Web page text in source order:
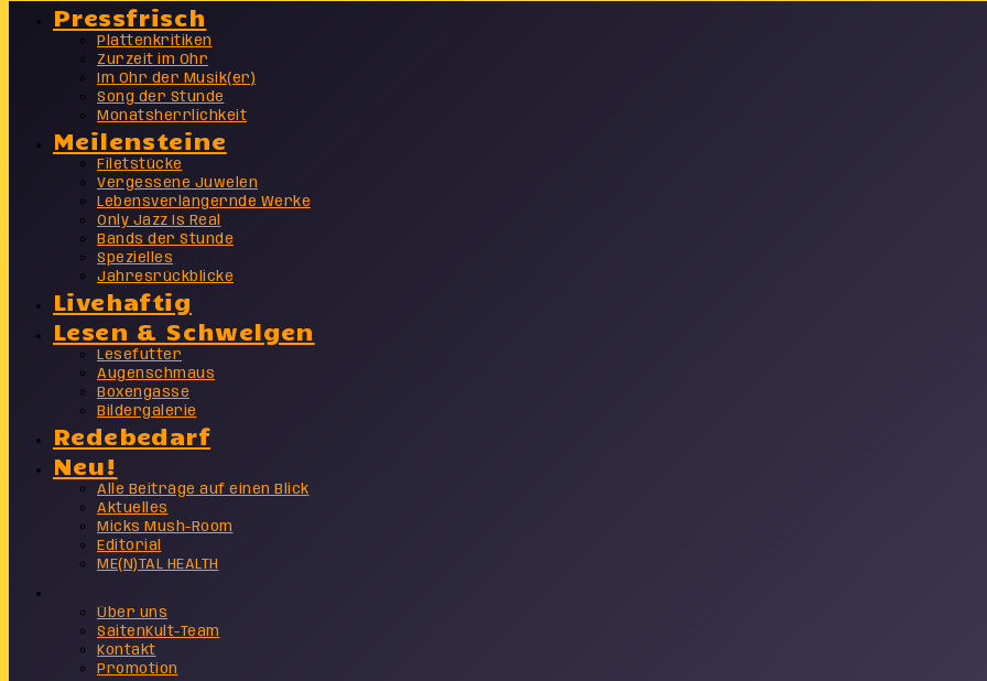
Pressfrisch
Plattenkritiken
Zurzeit im Ohr
Im Ohr der Musik(er)
Song der Stunde
Monatsherrlichkeit
Meilensteine
Filetstücke
Vergessene Juwelen
Lebensverlängernde Werke
Only Jazz Is Real
Bands der Stunde
Spezielles
Jahresrückblicke
Livehaftig
Lesen & Schwelgen
Lesefutter
Augenschmaus
Boxengasse
Bildergalerie
Redebedarf
Neu!
Alle Beiträge auf einen Blick
Aktuelles
Micks Mush-Room
Editorial
ME(N)TAL HEALTH
Über uns
SaitenKult-Team
Kontakt
Promotion